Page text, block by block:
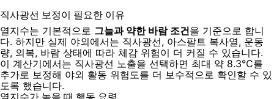
직사광선 보정이 필요한 이유
열지수는 기본적으로 그늘과 약한 바람 조건을 기준으로 합니
다. 하지만 실제 야외에서는 직사광선, 아스팔트 복사열, 운동
량, 의복, 바람 상태에 따라 체감 위험이 더 커질 수 있습니다.
이 계산기에서는 직사광선 노출을 선택하면 최대 약 8.3℃를
추가로 보정해 야외 활동 위험도를 더 보수적으로 확인할 수 있
도록 했습니다.